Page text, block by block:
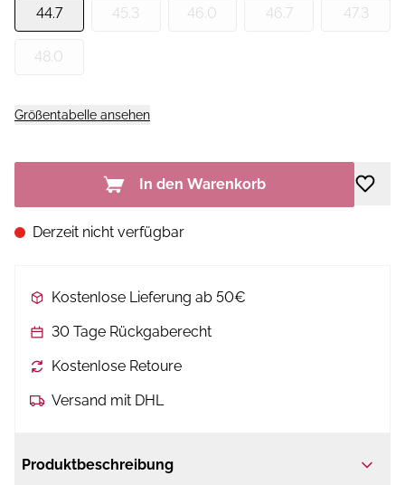
44.7 45.3 46.0 46.7 47.3
48.0
Größentabelle ansehen
In den Warenkorb
Derzeit nicht verfügbar
Kostenlose Lieferung ab 50€
30 Tage Rückgaberecht
Kostenlose Retoure
Versand mit DHL
Produktbeschreibung